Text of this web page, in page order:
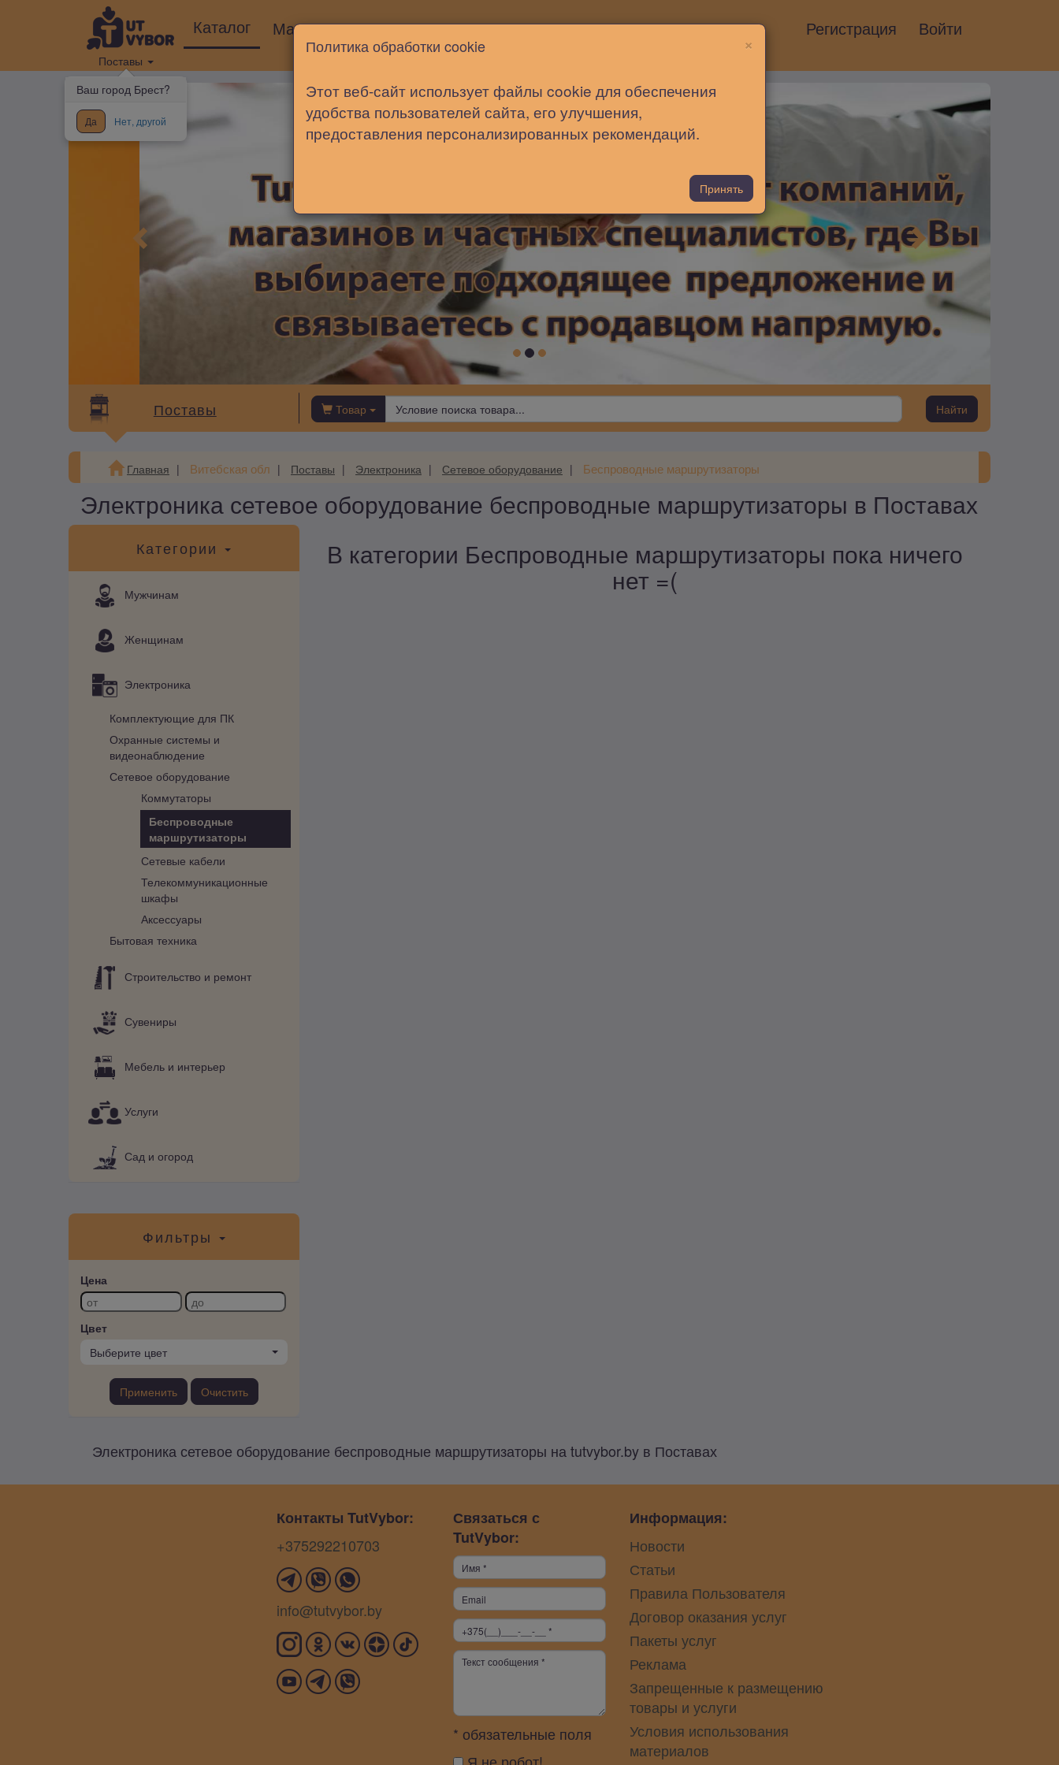
Поставы
Ваш город Брест?
Да Нет, другой
Каталог Магазины Новости Статьи Помощь Регистрация Войти
Поставы Товар Найти
Главная Витебская обл Поставы Электроника Сетевое оборудование Беспроводные маршрутизаторы
Электроника сетевое оборудование беспроводные маршрутизаторы в Поставах
Категории
Мужчинам
Женщинам
Электроника
Комплектующие для ПК
Охранные системы и
видеонаблюдение
Сетевое оборудование
Коммутаторы
Беспроводные
маршрутизаторы
Сетевые кабели
Телекоммуникационные
шкафы
Аксессуары
Бытовая техника
Строительство и ремонт
Сувениры
Мебель и интерьер
Услуги
Сад и огород
Фильтры
Цена
Цвет
Выберите цвет
Применить Очистить
В категории Беспроводные маршрутизаторы пока ничего
нет =(
Электроника сетевое оборудование беспроводные маршрутизаторы на tutvybor.by в Поставах
Контакты TutVybor:
+375292210703
info@tutvybor.by
Связаться с
TutVybor:
* обязательные поля
Информация:
Новости
Статьи
Правила Пользователя
Договор оказания услуг
Пакеты услуг
Реклама
Запрещенные к размещению
товары и услуги
Условия использования
материалов
×
Политика обработки cookie
Этот веб-сайт использует файлы cookie для обеспечения
удобства пользователей сайта, его улучшения,
предоставления персонализированных рекомендаций.
Принять